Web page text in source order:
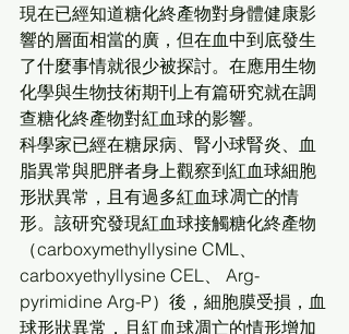
現在已經知道糖化終產物對身體健康影
響的層面相當的廣，但在血中到底發生
了什麼事情就很少被探討。在應用生物
化學與生物技術期刊上有篇研究就在調
查糖化終產物對紅血球的影響。
科學家已經在糖尿病、腎小球腎炎、血
脂異常與肥胖者身上觀察到紅血球細胞
形狀異常，且有過多紅血球凋亡的情
形。該研究發現紅血球接觸糖化終產物
（carboxymethyllysine CML、
carboxyethyllysine CEL、 Arg-
pyrimidine Arg-P）後，細胞膜受損，血
球形狀異常，且紅血球凋亡的情形增加